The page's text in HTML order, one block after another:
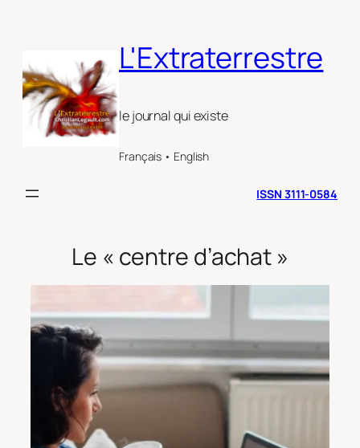
L'Extraterrestre
le journal qui existe
Français • English
ISSN 3111-0584
Le « centre d’achat »